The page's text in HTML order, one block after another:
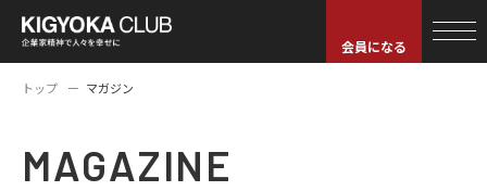
会員になる
トップ マガジン
MAGAZINE